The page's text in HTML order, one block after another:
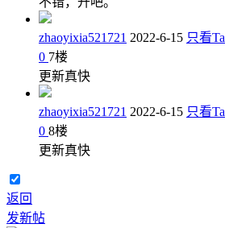
zhaoyixia521721 2022-6-15 只看Ta
0 7楼
更新真快
zhaoyixia521721 2022-6-15 只看Ta
0 8楼
更新真快
返回
发新帖